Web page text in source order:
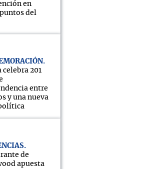
en
del
201
entre
y una nueva
de
apuesta